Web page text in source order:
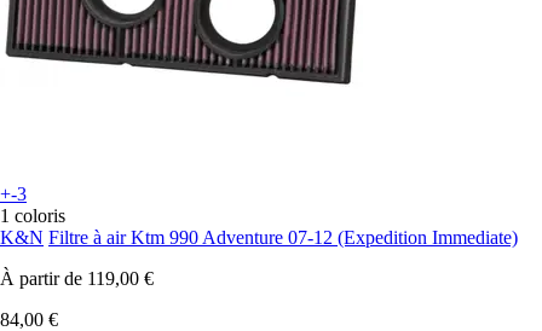
+-3
1 coloris
K&N Filtre à air Ktm 990 Adventure 07-12 (Expedition Immediate)
À partir de 119,00 €
84,00 €